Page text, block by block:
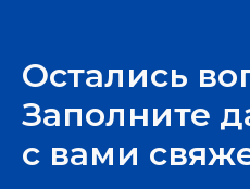
Остались
Заполните
с вами